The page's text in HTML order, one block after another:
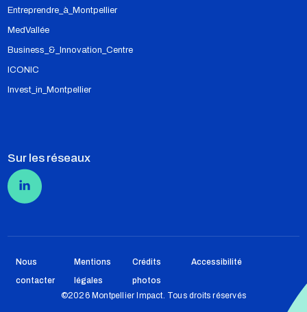
Entreprendre_à_Montpellier
MedVallée
Business_&_Innovation_Centre
ICONIC
Invest_in_Montpellier
Sur les réseaux
Nous
contacter
Mentions
légales
Crédits
photos
Accessibilité
©2026 Montpellier Impact. Tous droits réservés